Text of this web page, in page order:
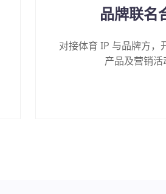
品牌联名
对接体育 IP 与品牌方，
产品及营销活